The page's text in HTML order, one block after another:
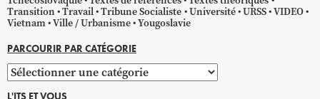
Transition Travail Tribune Socialiste Université URSS VIDEO
Vietnam Ville / Urbanisme Yougoslavie
PARCOURIR PAR CATÉGORIE
Parcourir
par
L'ITS ET VOUS